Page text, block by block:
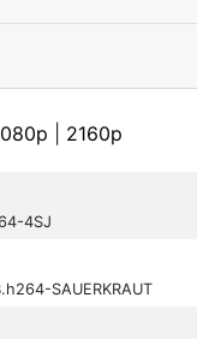
2160p
4SJ
SAUERKRAUT